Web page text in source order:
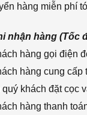
hàng miễn phí
nhận hàng (Tốc
hàng gọi điện
hàng cung
khách đặt cọc
hàng thanh